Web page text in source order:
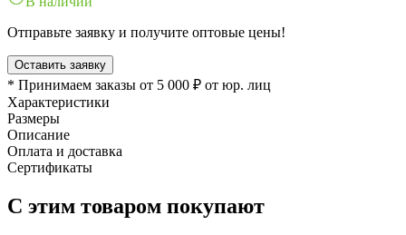
Отправьте заявку и получите оптовые цены!
Оставить заявку
* Принимаем заказы от 5 000 ₽ от юр. лиц
Характеристики
Размеры
Описание
Оплата и доставка
Сертификаты
С этим товаром покупают